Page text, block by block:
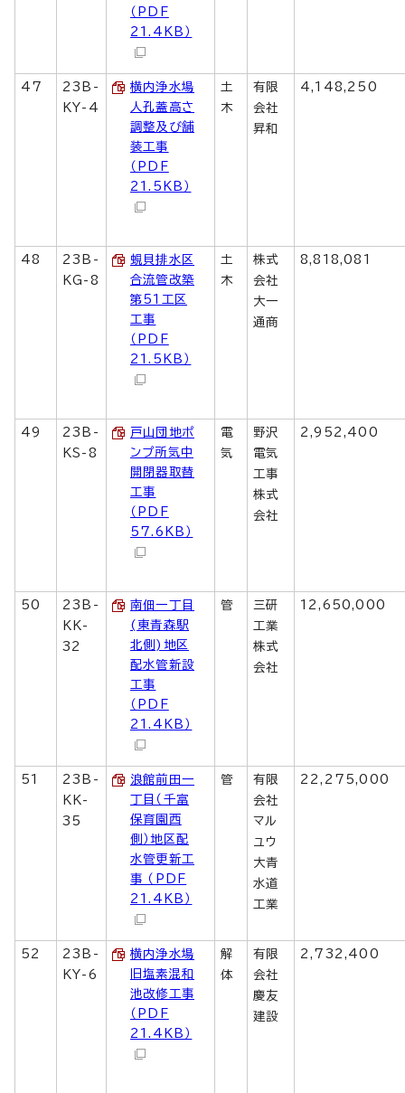
（PDF
21.4KB）
47
23B-
KY-4
横内浄水場
人孔蓋高さ
調整及び舗
装工事
（PDF
21.5KB）
土
木
有限
会社
昇和
4,148,250
48
23B-
KG-8
蜆貝排水区
合流管改築
第51工区
工事
（PDF
21.5KB）
土
木
株式
会社
大一
通商
8,818,081
49
23B-
KS-8
戸山団地ポ
ンプ所気中
開閉器取替
工事
（PDF
57.6KB）
電
気
野沢
電気
工事
株式
会社
2,952,400
50
23B-
KK-
32
南佃一丁目
(東青森駅
北側)地区
配水管新設
工事
（PDF
21.4KB）
管
三研
工業
株式
会社
12,650,000
51
23B-
KK-
35
浪館前田一
丁目（千富
保育園西
側）地区配
水管更新工
事 （PDF
21.4KB）
管
有限
会社
マル
ユウ
大青
水道
工業
22,275,000
52
23B-
KY-6
横内浄水場
旧塩素混和
池改修工事
（PDF
21.4KB）
解
体
有限
会社
慶友
建設
2,732,400